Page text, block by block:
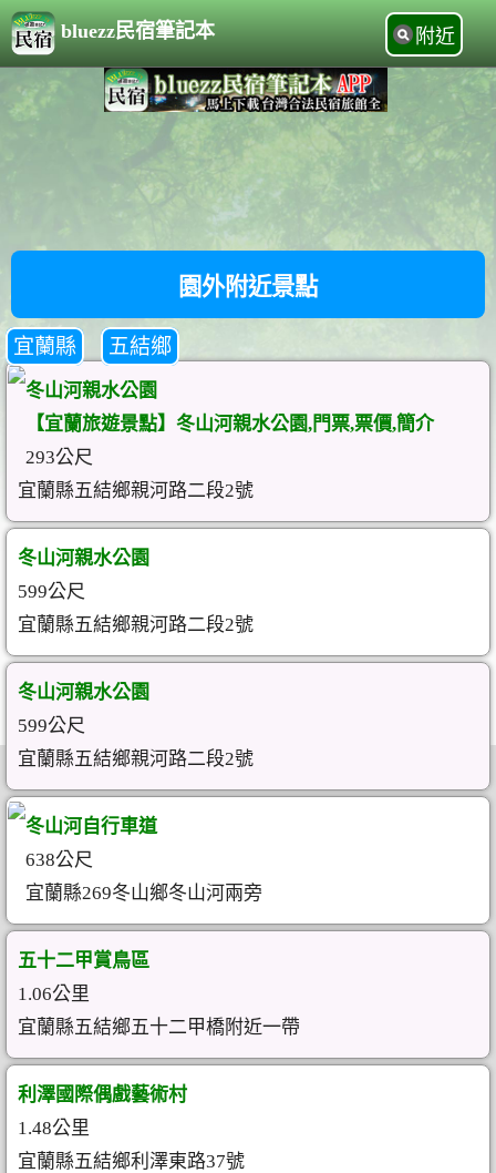
bluezz民宿筆記本 附近
園外附近景點
宜蘭縣 五結鄉
冬山河親水公園
【宜蘭旅遊景點】冬山河親水公園,門票,票價,簡介
293公尺
宜蘭縣五結鄉親河路二段2號
冬山河親水公園
599公尺
宜蘭縣五結鄉親河路二段2號
冬山河親水公園
599公尺
宜蘭縣五結鄉親河路二段2號
冬山河自行車道
638公尺
宜蘭縣269冬山鄉冬山河兩旁
五十二甲賞鳥區
1.06公里
宜蘭縣五結鄉五十二甲橋附近一帶
利澤國際偶戲藝術村
1.48公里
宜蘭縣五結鄉利澤東路37號